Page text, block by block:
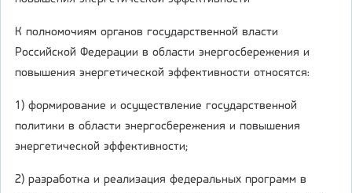
К полномочиям органов государственной власти
Российской Федерации в области энергосбережения и
повышения энергетической эффективности относятся:
1) формирование и осуществление государственной
политики в области энергосбережения и повышения
энергетической эффективности;
2) разработка и реализация федеральных программ в